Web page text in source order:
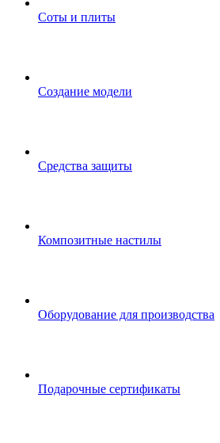
Соты и плиты
Создание модели
Средства защиты
Композитные настилы
Оборудование для производства
Подарочные сертификаты